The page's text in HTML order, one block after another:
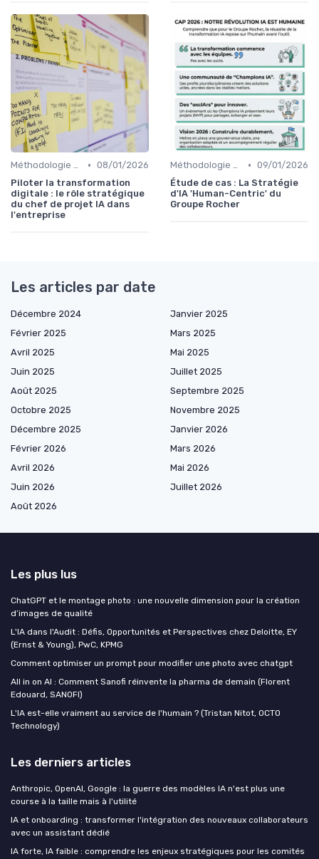
Méthodologie de déploiement IA • 08/01/2026
Piloter la transformation
digitale : le rôle stratégique
du chef de projet IA dans
l'entreprise
Méthodologie de déploiement IA • 09/01/2026
Étude de cas : La Stratégie
d'IA 'Human-Centric' du
Groupe Rocher
Les articles par date
Décembre 2024
Janvier 2025
Février 2025
Mars 2025
Avril 2025
Mai 2025
Juin 2025
Juillet 2025
Août 2025
Septembre 2025
Octobre 2025
Novembre 2025
Décembre 2025
Janvier 2026
Février 2026
Mars 2026
Avril 2026
Mai 2026
Juin 2026
Juillet 2026
Août 2026
Les plus lus
ChatGPT et le montage photo : une nouvelle dimension pour la création
d’images de qualité
L'IA dans l'Audit : Défis, Opportunités et Perspectives chez Deloitte, EY
(Ernst & Young), PwC, KPMG
Comment optimiser un prompt pour modifier une photo avec chatgpt
All in on AI : Comment Sanofi réinvente la pharma de demain (Florent
Edouard, SANOFI)
L'IA est-elle vraiment au service de l'humain ? (Tristan Nitot, OCTO
Technology)
Les derniers articles
Anthropic, OpenAI, Google : la guerre des modèles IA n'est plus une
course à la taille mais à l'utilité
IA et onboarding : transformer l'intégration des nouveaux collaborateurs
avec un assistant dédié
IA forte, IA faible : comprendre les enjeux stratégiques pour les comités